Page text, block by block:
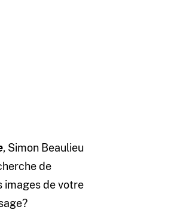
, Simon Beaulieu
de
images de votre